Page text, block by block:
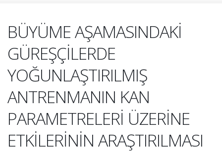
BÜYÜME AŞAMASINDAKİ
GÜREŞÇİLERDE
YOĞUNLAŞTIRILMIŞ
ANTRENMANIN KAN
PARAMETRELERİ ÜZERİNE
ETKİLERİNİN ARAŞTIRILMASI